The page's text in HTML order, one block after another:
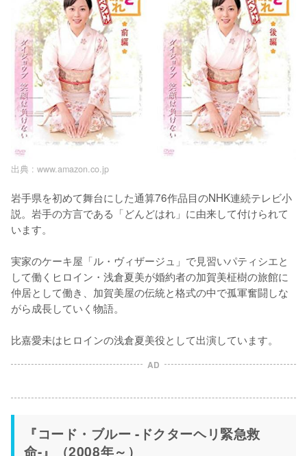
出典 : www.amazon.co.jp
岩手県を初めて舞台にした通算76作品目のNHK連続テレビ小
説。岩手の方言である「どんどはれ」に由来して付けられて
います。
実家のケーキ屋「ル・ヴィザージュ」で見習いパティシエと
して働くヒロイン・浅倉夏美が婚約者の加賀美柾樹の旅館に
仲居として働き、加賀美屋の伝統と格式の中で孤軍奮闘しな
がら成長していく物語。
比嘉愛未はヒロインの浅倉夏美役として出演しています。
AD
『コード・ブルー -ドクターヘリ緊急救
命-』（2008年～）